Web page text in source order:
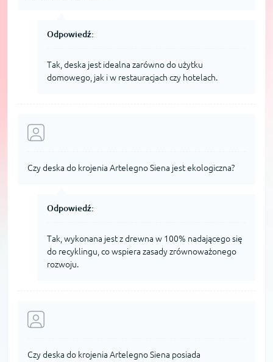
Odpowiedź:
Tak, deska jest idealna zarówno do użytku
domowego, jak i w restauracjach czy hotelach.
Czy deska do krojenia Artelegno Siena jest ekologiczna?
Odpowiedź:
Tak, wykonana jest z drewna w 100% nadającego się
do recyklingu, co wspiera zasady zrównoważonego
rozwoju.
Czy deska do krojenia Artelegno Siena posiada